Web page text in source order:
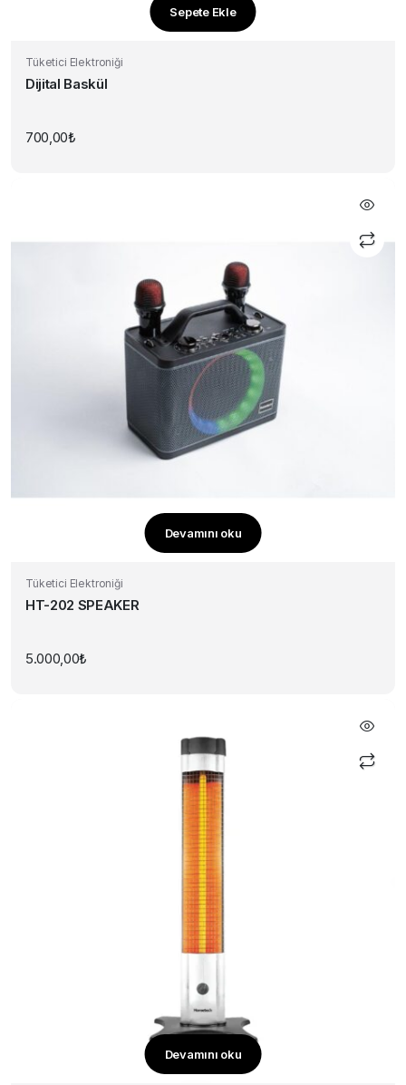
Sepete Ekle
Tüketici Elektroniği
Dijital Baskül
700,00₺
Devamını oku
Tüketici Elektroniği
HT-202 SPEAKER
5.000,00₺
Devamını oku